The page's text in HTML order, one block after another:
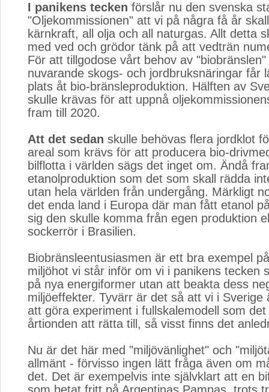
I panikens tecken förslår nu den svenska
"Oljekommissionen" att vi på några få år
kärnkraft, all olja och all naturgas. Allt detta
med ved och grödor tänk på att vedträn
För att tillgodose vårt behov av
nuvarande skogs- och jordbruksnäringar får
plats åt bio-bränsleproduktion. Hälften av
skulle krävas för att uppnå
fram till 2020.
Att det sedan skulle behövas flera jordklot
areal som krävs för att producera bio-
bilflotta i världen sägs det inget om. Ändå
etanolproduktion som det som skall rädda
utan hela världen från undergång. Märkligt
det enda land i Europa där man fått etanol
sig den skulle komma från egen produktion
sockerrör i Brasilien.
Biobränsleentusiasmen är ett bra exempel
miljöhot vi står inför om vi i panikens tecken
på nya energiformer utan att beakta dess
miljöeffekter. Tyvärr är det så att vi i Sverige
att göra experiment i fullskalemodell som
årtionden att rätta till, så visst finns det
Nu är det här med "miljövänlighet" och
allmänt - förvisso ingen lätt fråga även om
det. Det är exempelvis inte självklart att en